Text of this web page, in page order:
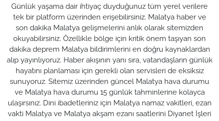
Günlük yaşama dair ihtiyaç duyduğunuz tüm yerel verilere
tek bir platform üzerinden erişebilirsiniz. Malatya haber ve
son dakika Malatya gelişmelerini anlık olarak sitemizden
okuyabilirsiniz. Özellikle bölge için kritik önem taşıyan son
dakika deprem Malatya bildirimlerini en doğru kaynaklardan
alıp yayınlıyoruz. Haber akışının yanı sıra, vatandaşların günlük
hayatını planlaması için gerekli olan servisleri de eksiksiz
sunuyoruz. Sitemiz üzerinden güncel Malatya hava durumu
ve Malatya hava durumu 15 günlük tahminlerine kolayca
ulaşırsınız. Dini ibadetleriniz için Malatya namaz vakitleri, ezan
vakti Malatya ve Malatya akşam ezanı saatlerini Diyanet İşleri